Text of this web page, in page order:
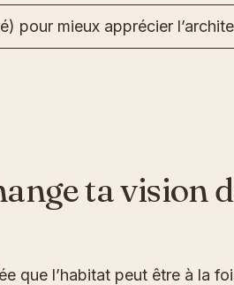
pour mieux apprécier
ta vision
que l’habitat peut être à la